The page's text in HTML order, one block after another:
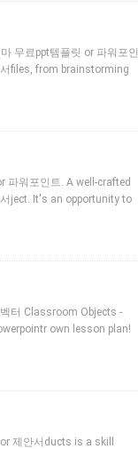
무료ppt템플릿 or 파워포
files, from brainstorming
파워포인트. A well-crafted
ject. It's an opportunity to
터 Classroom Objects -
own lesson plan!
제안서ducts is a skill